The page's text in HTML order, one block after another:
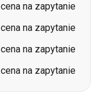
cena na zapytanie
cena na zapytanie
cena na zapytanie
cena na zapytanie